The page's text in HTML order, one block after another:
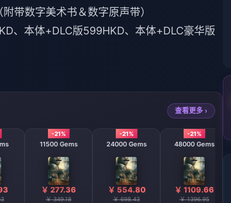
带数字美术书＆数字原声带）
、本体+DLC版599HKD、本体+DLC豪华版
查看更多 ›
-21%
11500 Gems
￥ 277.36
￥ 349.18
-21%
24000 Gems
￥ 554.80
￥ 698.43
-21%
48000 Gems
￥ 1109.66
￥ 1396.95